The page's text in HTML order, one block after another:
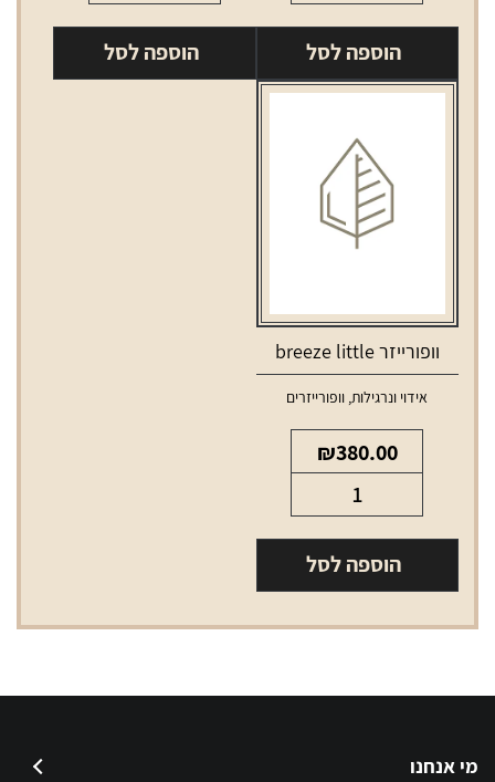
פלנטי
וופורייזר
הוספה לסל
דה
וינצ'י
הוספה לסל
וופורייזר breeze little
אידוי ונרגילות, וופורייזרים
₪380.00
של
וופורייזר
breeze
הוספה לסל
מי אנחנו